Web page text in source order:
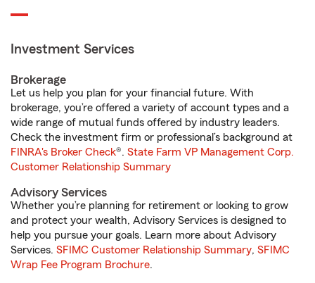
Investment Services
Brokerage
Let us help you plan for your financial future. With
brokerage, you’re offered a variety of account types and a
wide range of mutual funds offered by industry leaders.
Check the investment firm or professional’s background at
FINRA's Broker Check®. State Farm VP Management Corp.
Customer Relationship Summary
Advisory Services
Whether you’re planning for retirement or looking to grow
and protect your wealth, Advisory Services is designed to
help you pursue your goals. Learn more about Advisory
Services. SFIMC Customer Relationship Summary, SFIMC
Wrap Fee Program Brochure.